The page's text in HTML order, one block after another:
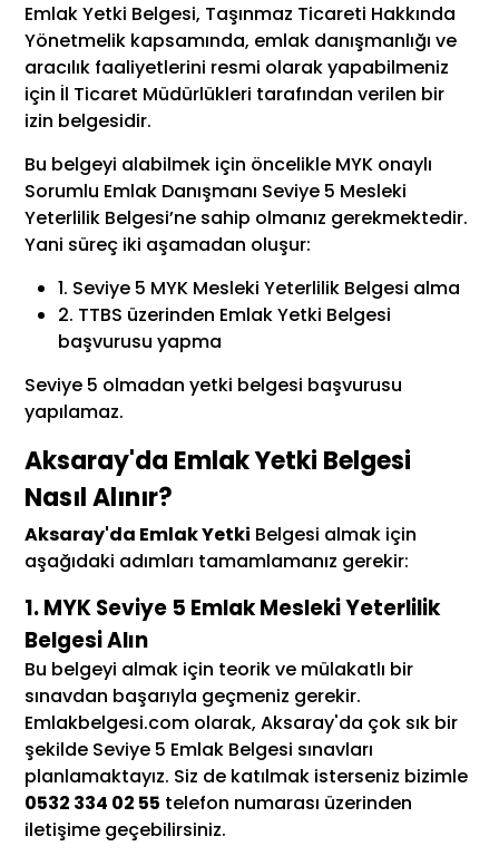
Emlak Yetki Belgesi, Taşınmaz Ticareti Hakkında
Yönetmelik kapsamında, emlak danışmanlığı ve
aracılık faaliyetlerini resmi olarak yapabilmeniz
için İl Ticaret Müdürlükleri tarafından verilen bir
izin belgesidir.
Bu belgeyi alabilmek için öncelikle MYK onaylı
Sorumlu Emlak Danışmanı Seviye 5 Mesleki
Yeterlilik Belgesi’ne sahip olmanız gerekmektedir.
Yani süreç iki aşamadan oluşur:
1. Seviye 5 MYK Mesleki Yeterlilik Belgesi alma
2. TTBS üzerinden Emlak Yetki Belgesi
başvurusu yapma
Seviye 5 olmadan yetki belgesi başvurusu
yapılamaz.
Aksaray'da Emlak Yetki Belgesi
Nasıl Alınır?
Aksaray'da Emlak Yetki Belgesi almak için
aşağıdaki adımları tamamlamanız gerekir:
1. MYK Seviye 5 Emlak Mesleki Yeterlilik
Belgesi Alın
Bu belgeyi almak için teorik ve mülakatlı bir
sınavdan başarıyla geçmeniz gerekir.
Emlakbelgesi.com olarak, Aksaray'da çok sık bir
şekilde Seviye 5 Emlak Belgesi sınavları
planlamaktayız. Siz de katılmak isterseniz bizimle
0532 334 02 55 telefon numarası üzerinden
iletişime geçebilirsiniz.